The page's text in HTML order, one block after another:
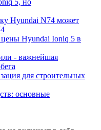
Hyundai N74 может
Hyundai Ioniq 5 в
- важнейшая
для строительных
основные